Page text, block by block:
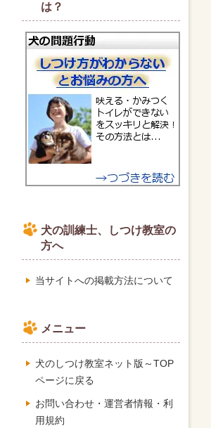
は？
犬の訓練士、しつけ教室の
方へ
当サイトへの掲載方法について
メニュー
犬のしつけ教室ネット版～TOP
ページに戻る
お問い合わせ・運営者情報・利
用規約